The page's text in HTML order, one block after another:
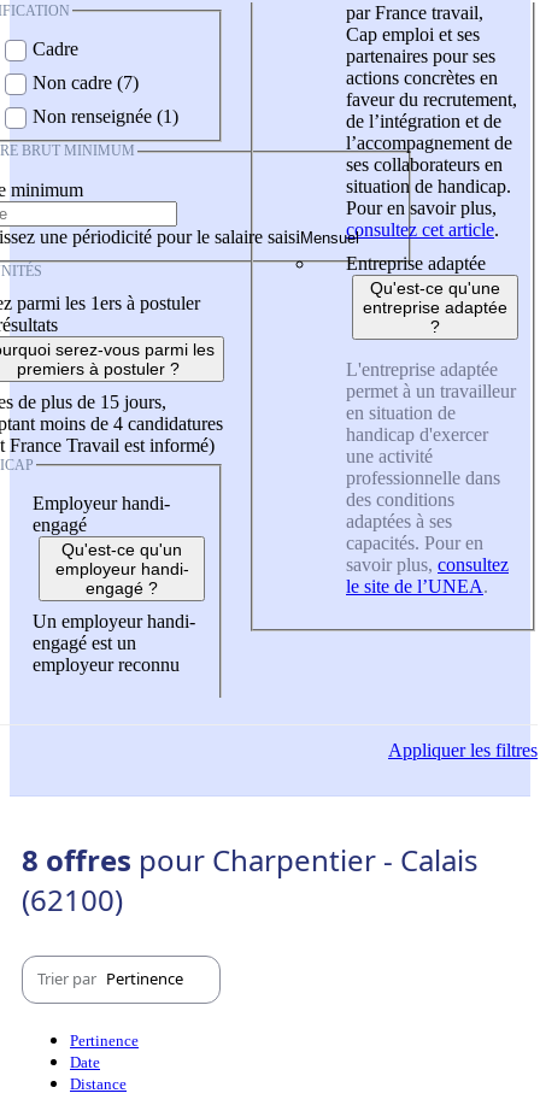
Cadre
Non cadre (7)
Non renseignée (1)
BRUT MINIMUM
minimum
une périodicité pour le salaire saisi
parmi les 1ers à postuler
serez-vous parmi les
premiers à postuler ?
de plus de 15 jours,
moins de 4 candidatures
France Travail est informé)
Employeur handi-
engagé
Qu'est-ce qu'un
employeur handi-
engagé ?
Un employeur handi-
engagé est un
employeur reconnu
par France travail,
Cap emploi et ses
partenaires pour ses
actions concrètes en
faveur du recrutement,
de l’intégration et de
l’accompagnement de
ses collaborateurs en
situation de handicap.
Pour en savoir plus,
consultez cet article.
Entreprise adaptée
Qu'est-ce qu'une
entreprise adaptée
?
L'entreprise adaptée
permet à un travailleur
en situation de
handicap d'exercer
une activité
professionnelle dans
des conditions
adaptées à ses
capacités. Pour en
savoir plus, consultez
le site de l’UNEA.
Appliquerles filtres
8 offres pour Charpentier - Calais
(62100)
Trier par Pertinence
Pertinence
Date
Distance